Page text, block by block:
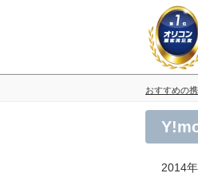
おすすめの
2014